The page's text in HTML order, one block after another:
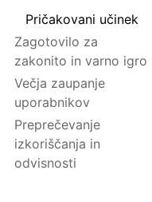
Pričakovani učinek
Zagotovilo za
zakonito in varno igro
Večja zaupanje
uporabnikov
Preprečevanje
izkoriščanja in
odvisnosti